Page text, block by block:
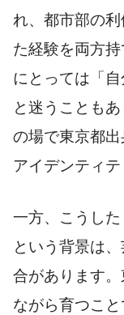
れ、都市部の
た経験を両方
にとっては「自
と迷うことも
の場で東京都
アイデンティテ
一方、こうした
という背景は
合があります
ながら育つこ